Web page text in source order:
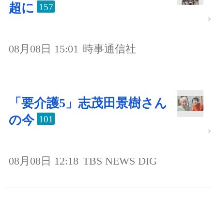
超に 157
08月08日 15:01 時事通信社
「要介護5」志茂田景樹さん
の今 101
08月08日 12:18 TBS NEWS DIG